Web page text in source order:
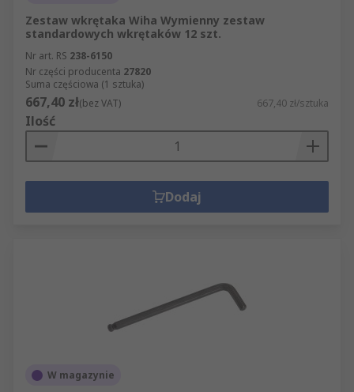
Zestaw wkrętaka Wiha Wymienny zestaw
standardowych wkrętaków 12 szt.
Nr art. RS 238-6150
Nr części producenta 27820
Suma częściowa (1 sztuka)
667,40 zł(bez VAT) 667,40 zł/sztuka
Ilość
Dodaj
W magazynie